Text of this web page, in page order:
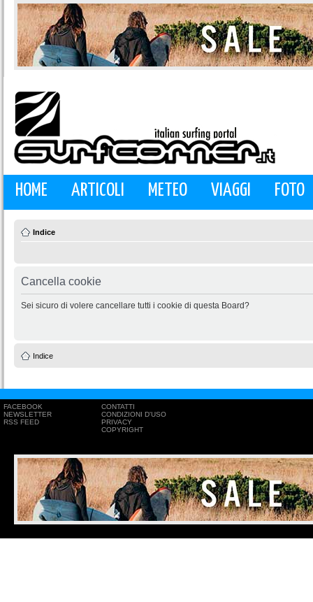
HOME ARTICOLI METEO VIAGGI FOTO
Indice
Cancella cookie
Sei sicuro di volere cancellare tutti i cookie di questa Board?
Indice
FACEBOOK
NEWSLETTER
RSS FEED
CONTATTI
CONDIZIONI D'USO
PRIVACY
COPYRIGHT